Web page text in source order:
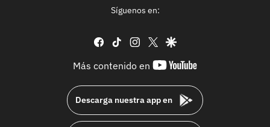
Síguenos en:
facebook
tiktok instagram
twittergoogle
Más contenido en
youtube-
Descarga nuestra app en